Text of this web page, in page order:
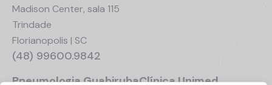
Madison Center, sala 115
Trindade
Florianopolis | SC
(48) 99600.9842
PneumologiaGuabirubaClínica Unimed